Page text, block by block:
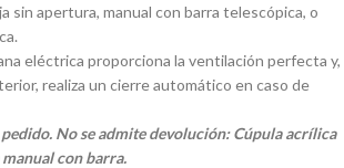
sin apertura, manual con barra telescópica, o
eléctrica proporciona la ventilación perfecta y,
realiza un cierre automático en caso de
No se admite devolución: Cúpula acrílica
con barra.